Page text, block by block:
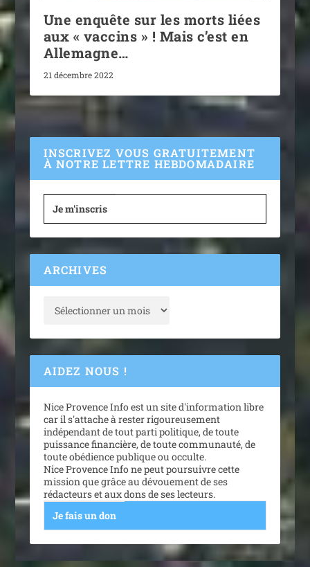
Une enquête sur les morts liées
aux « vaccins » ! Mais c’est en
Allemagne…
21 décembre 2022
INSCRIVEZ VOUS GRATUITEMENT
À NOTRE LETTRE HEBDOMADAIRE
Je m'inscris
ARCHIVES
AIDEZ NOUS !
Nice Provence Info est un site d'information libre
car il s'attache à rester rigoureusement
indépendant de tout parti politique, de toute
puissance financière, de toute communauté, de
toute obédience publique ou occulte.
Nice Provence Info ne peut poursuivre cette
mission que grâce au dévouement de ses
rédacteurs et aux dons de ses lecteurs.
Je fais un don